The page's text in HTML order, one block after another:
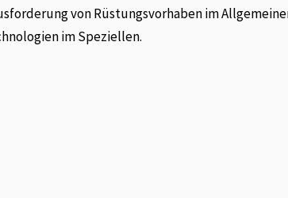
von Rüstungsvorhaben im
im Speziellen.